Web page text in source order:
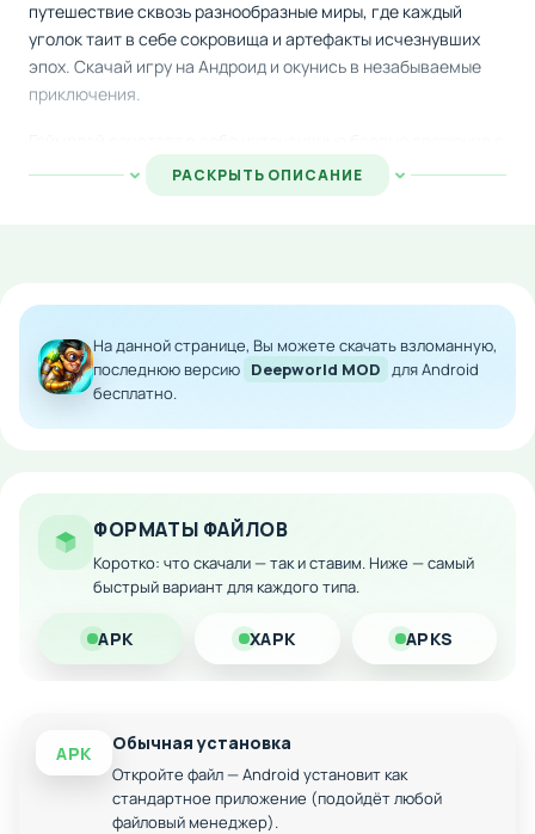
путешествие сквозь разнообразные миры, где каждый
уголок таит в себе сокровища и артефакты исчезнувших
эпох. Скачай игру на Андроид и окунись в незабываемые
приключения.
враждебными существами, строительство сооружений и
созданием хитроумных механизмов. Ты сможешь испытать
полезными ресурсами.
Особенности мода:
Неограниченное количество энергии для
действий
Максимальное удобство в прохождении
контента
РАСКРЫТЬ ОПИСАНИЕ
На данной странице, Вы можете скачать взломанную,
последнюю версию Deepworld MOD для Android
бесплатно.
ФОРМАТЫ ФАЙЛОВ
Коротко: что скачали — так и ставим. Ниже — самый
быстрый вариант для каждого типа.
APK XAPK APKS
APK Обычная установка
Откройте файл — Android установит как
стандартное приложение (подойдёт любой
файловый менеджер).